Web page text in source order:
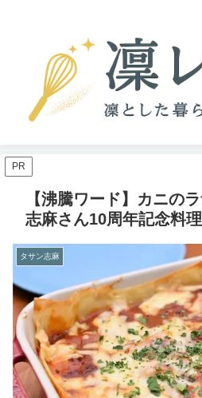
PR
【沸騰ワード】カニの
志麻さん10周年記念料
タサン志麻